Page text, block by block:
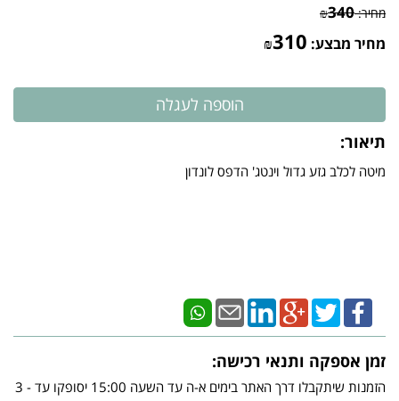
מחיר: ₪340
מחיר מבצע: ₪310
תיאור:
מיטה לכלב גזע גדול וינטג' הדפס לונדון
זמן אספקה ותנאי רכישה:
הזמנות שיתקבלו דרך האתר בימים א-ה עד השעה 15:00 יסופקו עד - 3